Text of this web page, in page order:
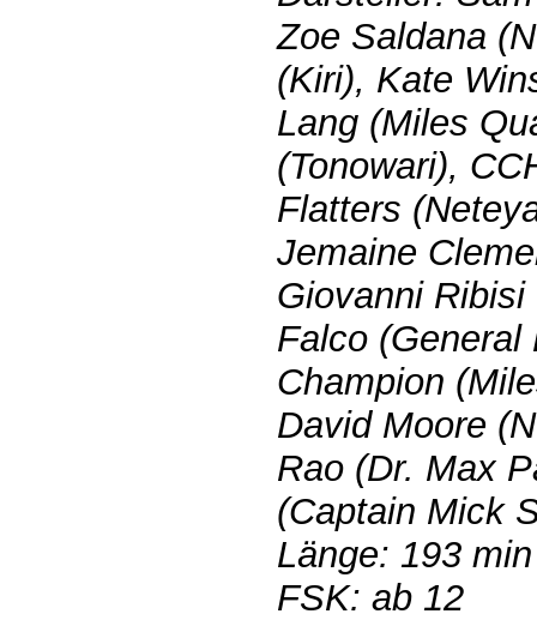
Zoe Saldana
(Kiri), Kate
Lang (Miles
(Tonowari),
Flatters
Jemaine
Giovanni
Falco (General
Champion
David Moore
Rao (Dr. Max
(Captain Mick
Länge: 193 min
FSK: ab 12